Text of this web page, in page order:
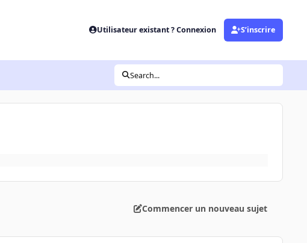
Utilisateur existant ? Connexion S’inscrire
Search...
Commencer un nouveau sujet